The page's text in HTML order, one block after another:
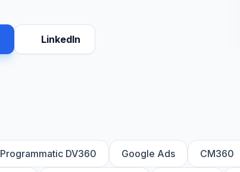
LinkedIn
Programmatic DV360 Google Ads CM360